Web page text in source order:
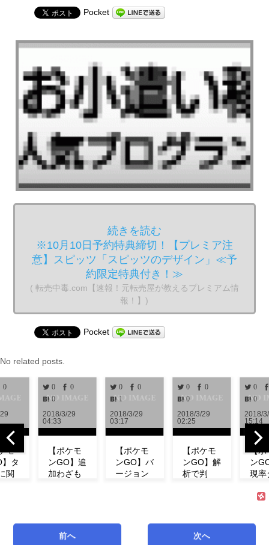
Pocket
続きを読む
※10月10日予約特典締切！【プレミア注
意】スピッツ「スピッツのデザイン」≪予
約限定特典付き！≫
( 転売中毒.com【速報！元転売屋が教えるプレミアム情
報！】)
Pocket
No related posts.
0
モ
タ
関
0
0
0
2018/3/29
04:33
【ポケモ
ンGO】追
加わざも
紹介！
【リサー
0
0
1
2018/3/29
03:17
【ポケモ
ンGO】バ
ージョン
0
0
0
2018/3/29
02:25
【ポケモ
ンGO】解
析で判
報酬一覧
まとめ
0
0
2018/
15:14
【ポ
ン
現率
ベ
前へ 次へ